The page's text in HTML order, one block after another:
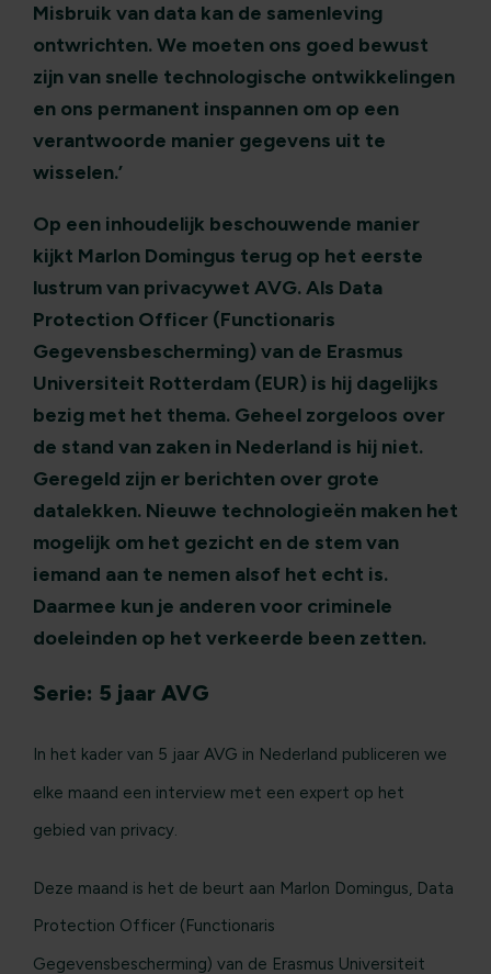
Misbruik van data kan de samenleving
ontwrichten. We moeten ons goed bewust
zijn van snelle technologische ontwikkelingen
en ons permanent inspannen om op een
verantwoorde manier gegevens uit te
wisselen.’
Op een inhoudelijk beschouwende manier
kijkt Marlon Domingus terug op het eerste
lustrum van privacywet AVG. Als Data
Protection Officer (Functionaris
Gegevensbescherming) van de Erasmus
Universiteit Rotterdam (EUR) is hij dagelijks
bezig met het thema. Geheel zorgeloos over
de stand van zaken in Nederland is hij niet.
Geregeld zijn er berichten over grote
datalekken. Nieuwe technologieën maken het
mogelijk om het gezicht en de stem van
iemand aan te nemen alsof het echt is.
Daarmee kun je anderen voor criminele
doeleinden op het verkeerde been zetten.
Serie: 5 jaar AVG
In het kader van 5 jaar AVG in Nederland publiceren we
elke maand een interview met een expert op het
gebied van privacy.
Deze maand is het de beurt aan Marlon Domingus, Data
Protection Officer (Functionaris
Gegevensbescherming) van de Erasmus Universiteit